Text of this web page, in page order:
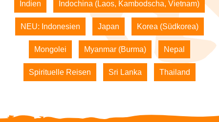
Indien Indochina (Laos, Kambodscha, Vietnam)
NEU: Indonesien Japan Korea (Südkorea)
Mongolei Myanmar (Burma) Nepal
Spirituelle Reisen Sri Lanka Thailand